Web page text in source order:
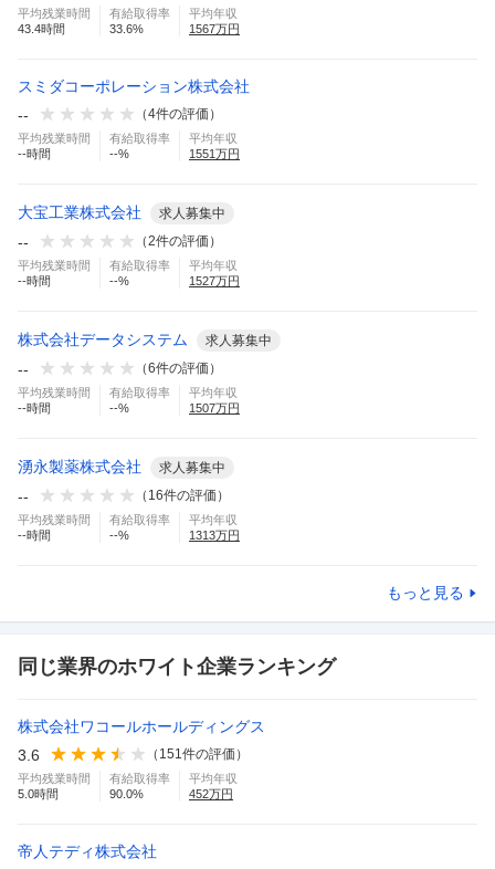
平均残業時間
43.4時間
有給取得率
33.6%
平均年収
1567万円
スミダコーポレーション株式会社
--
（4件の評価）
平均残業時間
--時間
有給取得率
--%
平均年収
1551 万円
大宝工業株式会社 求人募集中
-- （2件の評価）
平均残業時間
--時間
有給取得率
--%
平均年収
1527万円
株式会社データシステム 求人募集中
-- （6件の評価）
平均残業時間
--時間
有給取得率
--%
平均年収
1507万円
湧永製薬株式会社 求人募集中
-- （ 16件の評価）
平均残業時間
--時間
有給取得率
--%
平均年収
1313万円
もっと見る
同じ業界のホワイト企業ランキング
株式会社ワコールホールディングス
3.6
（ 151件の評価）
平均残業時間
5.0時間
有給取得率
90.0%
平均年収
452万円
帝人テディ株式会社